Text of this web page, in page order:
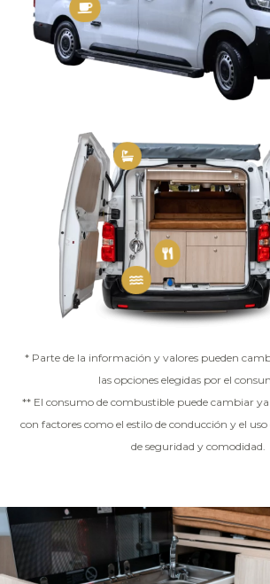
* Parte de la información y valores pueden
las opciones elegidas por el
** El consumo de combustible puede cambiar
con factores como el estilo de conducción y el
de seguridad y comodidad.